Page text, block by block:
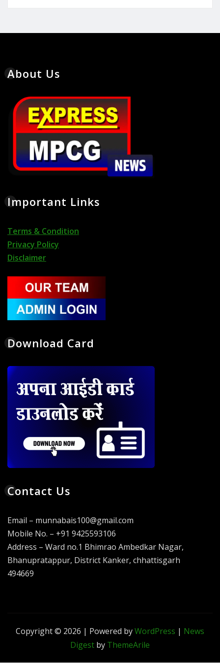
About Us
Important Links
Terms & Condition
Privacy Policy
Disclaimer
Download Card
Contact Us
Email – munnabais100@gmail.com
Mobile No. – +91 9425593106
Address – Ward no.1 Bhimrao Ambedkar Nagar,
Bhanupratappur, District Kanker, chhattisgarh
494669
Copyright © 2026 | Powered byWordPress | News
Digest by ThemeArile